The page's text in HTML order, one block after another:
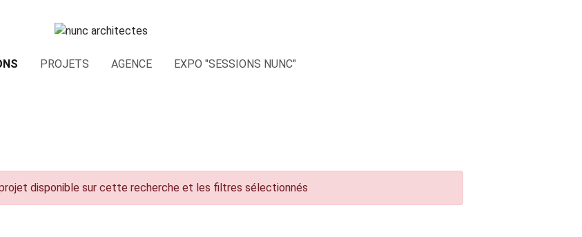
PROJETS AGENCE EXPO "SESSIONS NUNC"
disponible sur cette recherche et les filtres sélectionnés